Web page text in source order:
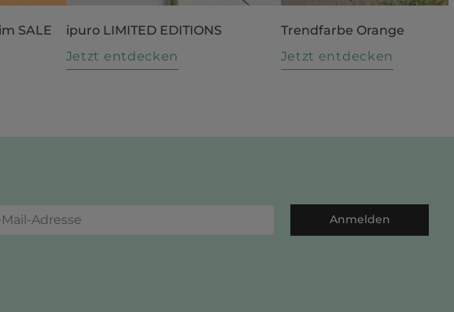
SALE
ipuro LIMITED EDITIONS
Jetzt entdecken
Trendfarbe Orange
Jetzt entdecken
Anmelden